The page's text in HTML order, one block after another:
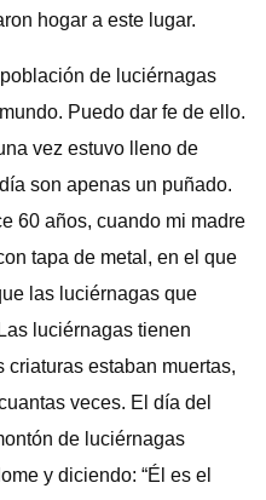
hogar a este lugar.
de luciérnagas
Puedo dar fe de ello.
vez estuvo lleno de
son apenas un puñado.
60 años, cuando mi madre
tapa de metal, en el que
las luciérnagas que
luciérnagas tienen
estaban muertas,
veces. El día del
de luciérnagas
y diciendo: “Él es el